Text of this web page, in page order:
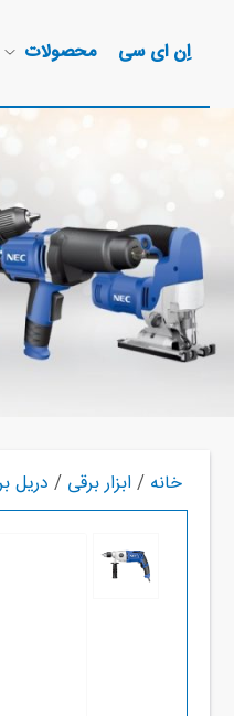
اِن ای سی محصولات
خانه / ابزار برقی / دریل